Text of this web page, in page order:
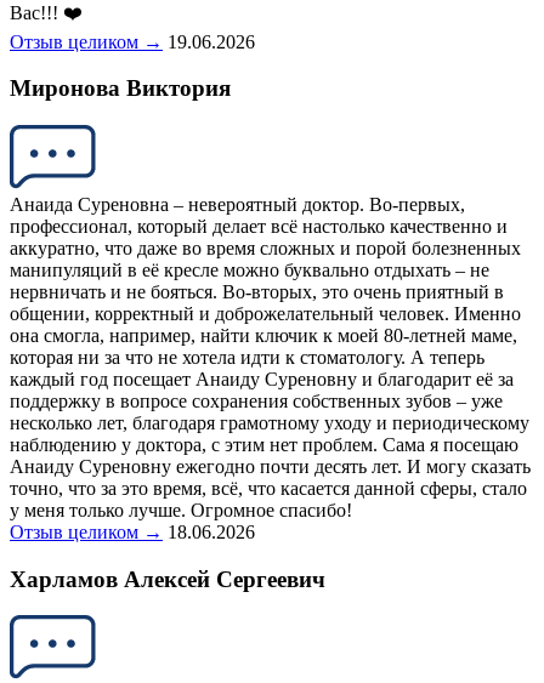
Вас!!! ❤️
Отзыв целиком → 19.06.2026
Миронова Виктория
Анаида Суреновна – невероятный доктор. Во-первых,
профессионал, который делает всё настолько качественно и
аккуратно, что даже во время сложных и порой болезненных
манипуляций в её кресле можно буквально отдыхать – не
нервничать и не бояться. Во-вторых, это очень приятный в
общении, корректный и доброжелательный человек. Именно
она смогла, например, найти ключик к моей 80-летней маме,
которая ни за что не хотела идти к стоматологу. А теперь
каждый год посещает Анаиду Суреновну и благодарит её за
поддержку в вопросе сохранения собственных зубов – уже
несколько лет, благодаря грамотному уходу и периодическому
наблюдению у доктора, с этим нет проблем. Сама я посещаю
Анаиду Суреновну ежегодно почти десять лет. И могу сказать
точно, что за это время, всё, что касается данной сферы, стало
у меня только лучше. Огромное спасибо!
Отзыв целиком → 18.06.2026
Харламов Алексей Сергеевич